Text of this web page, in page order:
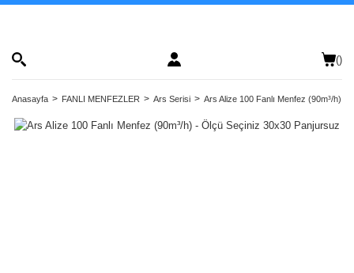
()
Anasayfa FANLI MENFEZLER Ars Serisi Ars Alize 100 Fanlı Menfez (90m³/h) -